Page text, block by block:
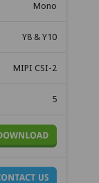
Mono
Y8 & Y10
MIPI CSI-2
5